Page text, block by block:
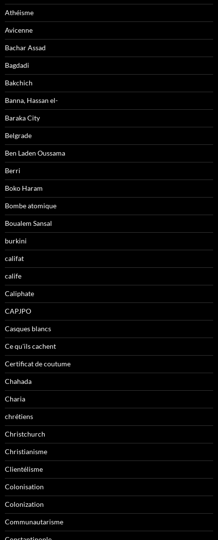
Athéisme
Avicenne
Bachar Assad
Bagdadi
Bakchich
Banna, Hassan el-
Baraka City
Belgrade
Ben Laden Oussama
Berri
Boko Haram
Bombe atomique
Boualem Sansal
burkini
califat
calife
Caliphate
CAPJPO
Casques blancs
Ce qu'ils cachent
Certificat de coutume
Chahada
Charia
chrétiens
Christchurch
Christianisme
Clientélisme
Colonisation
Colonization
Communautarisme